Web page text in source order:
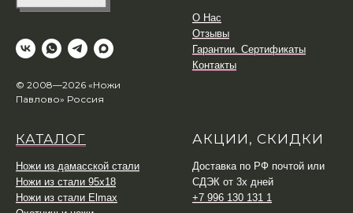
© 2008—2026 «Ножи
Павлово» Россия
О Нас
Отзывы
Гарантии. Сертификаты
Контакты
КАТАЛОГ
Ножи из дамасской стали
Ножи из стали 95х18
Ножи из стали Elmax
АКЦИИ, СКИДКИ
Доставка по РФ почтой или
СДЭК от 3х дней
+7 996 130 131 1